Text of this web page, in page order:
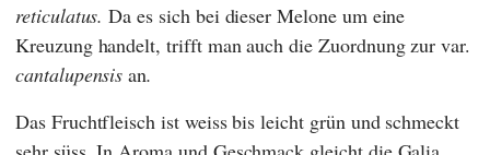
reticulatus.Da es sich bei dieser Melone um eine
Kreuzung handelt, trifft man auch die Zuordnung zur var.
cantalupensisan.
Das Fruchtfleisch ist weiss bis leicht grün und schmeckt